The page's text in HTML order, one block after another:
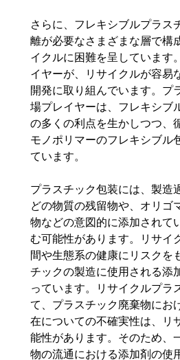
さらに、フレキシブルプラス
離が必要なさまざまな層で構
イクルに困難を呈しています
イヤーが、リサイクルが容易
開発に取り組んでいます。プ
場プレイヤーは、フレキシブ
の多くの利点を生かしつつ、
モノポリマーのフレキシブル
ています。
プラスチック包装には、製造
どの物質の残留物や、オリゴ
物などの意図的に添加されて
む可能性があります。リサイ
間や生態系の健康にリスクを
チックの製造に使用される添
っています。リサイクルプラ
て、プラスチック廃棄物にお
在についての不確実性は、リ
能性があります。そのため、
物の流通における添加剤の使